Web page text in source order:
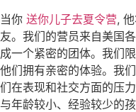
当你 送你儿子去夏令营,
友。我们的营员来自美国
成一个紧密的团体。我们
他们拥有亲密的体验。我
们在表现和社交方面的压
与年龄较小、经验较少的